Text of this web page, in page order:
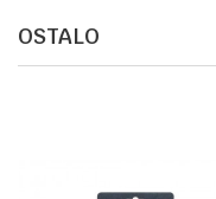
OSTALO